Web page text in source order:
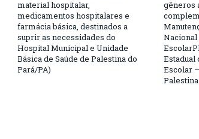
material hospitalar,
medicamentos hospitalares e
farmácia básica, destinados a
suprir as necessidades do
Hospital Municipal e Unidade
Básica de Saúde de Palestina do
Pará/PA)
gêneros
Estadual
Escolar